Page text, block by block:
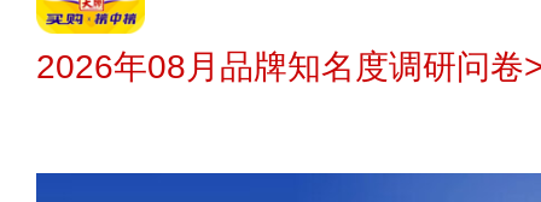
2026年08月品牌知名度调研问卷